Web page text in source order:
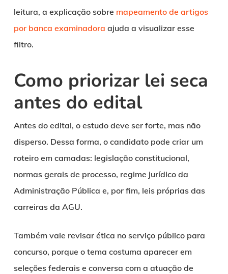
leitura, a explicação sobre mapeamento de artigos
por banca examinadora ajuda a visualizar esse
filtro.
Como priorizar lei seca
antes do edital
Antes do edital, o estudo deve ser forte, mas não
disperso. Dessa forma, o candidato pode criar um
roteiro em camadas: legislação constitucional,
normas gerais de processo, regime jurídico da
Administração Pública e, por fim, leis próprias das
carreiras da AGU.
Também vale revisar ética no serviço público para
concurso, porque o tema costuma aparecer em
seleções federais e conversa com a atuação de